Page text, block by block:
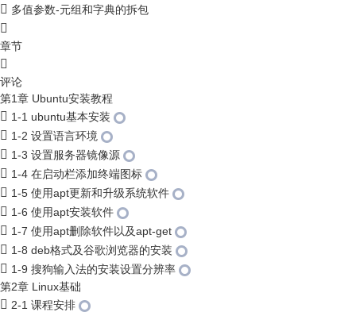
多值参数-元组和字典的拆包
章节
评论
第1章 Ubuntu安装教程
1-1 ubuntu基本安装
1-2 设置语言环境
1-3 设置服务器镜像源
1-4 在启动栏添加终端图标
1-5 使用apt更新和升级系统软件
1-6 使用apt安装软件
1-7 使用apt删除软件以及apt-get
1-8 deb格式及谷歌浏览器的安装
1-9 搜狗输入法的安装设置分辨率
第2章 Linux基础
2-1 课程安排